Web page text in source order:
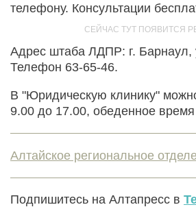
телефону. Консультации
Адрес штаба ЛДПР: г. Барнаул,
Телефон 63-65-46.
В "Юридическую клинику"
9.00 до 17.00, обеденное
Алтайское региональное
Подпишитесь на Алтапресс в